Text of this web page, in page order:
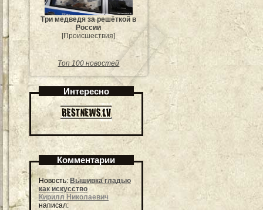
Три медведя за решёткой в
России
[Происшествия]
Топ 100 новостей
Интересно
Комментарии
Новость:Вышивка гладью
как искусство
Кирилл Николаевич
написал: